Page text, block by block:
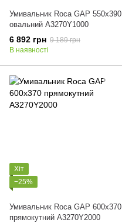
Умивальник Roca GAP 550x390
овальний A3270Y1000
6 892 грн 9 189 грн
В наявності
Хіт
−25%
Умивальник Roca GAP 600x370
прямокутний A3270Y2000